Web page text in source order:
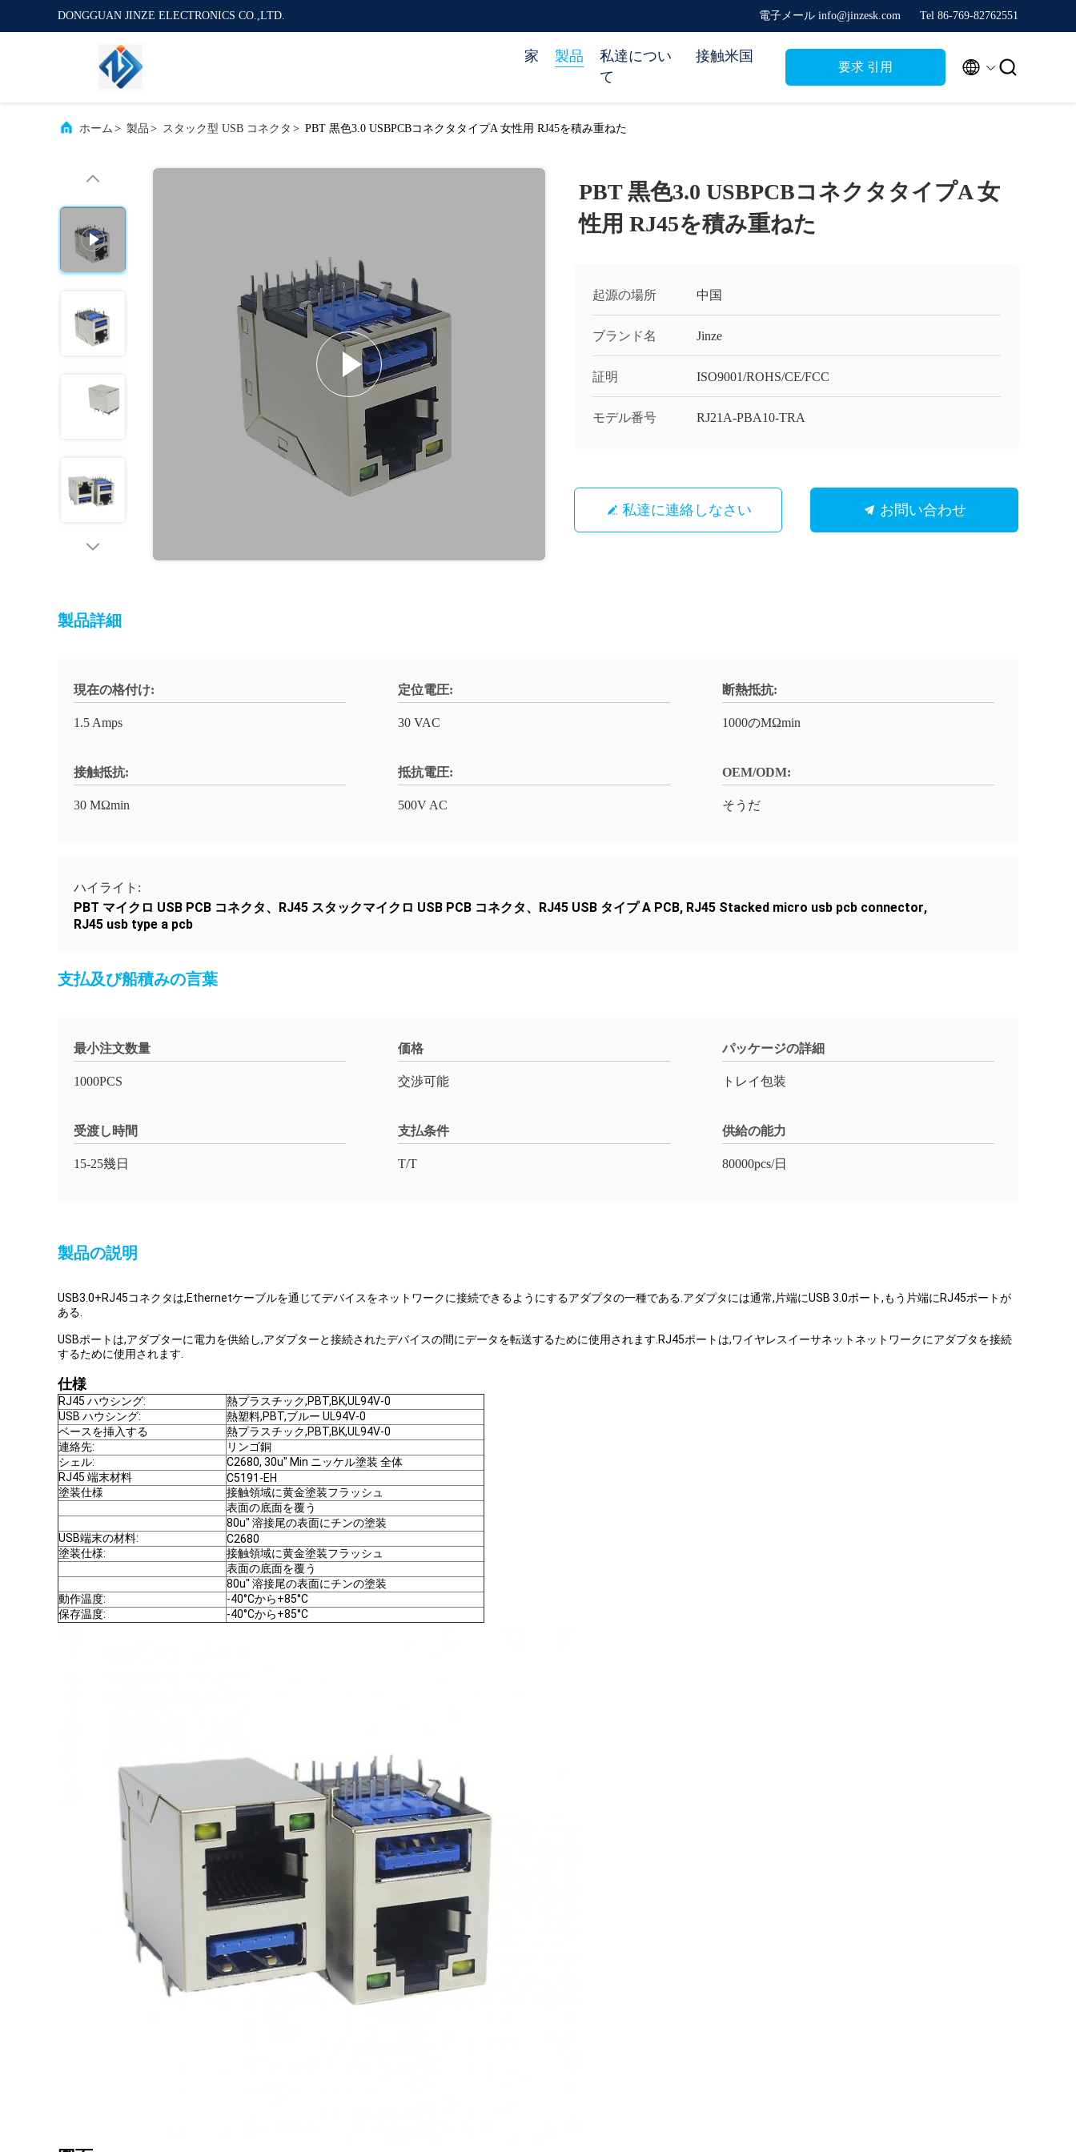
DONGGUAN JINZE ELECTRONICS CO.,LTD. 電子メール info@jinzesk.com Tel 86-769-82762551
家 製品
私達につい
て
接触米国
要求 引用  
ホーム > 製品 > スタック型 USB コネクタ > PBT 黒色3.0 USBPCBコネクタタイプA 女性用 RJ45を積み重ねた
PBT 黒色3.0 USBPCBコネクタタイプA 女
性用 RJ45を積み重ねた
起源の場所 中国
ブランド名 Jinze
証明 ISO9001/ROHS/CE/FCC
モデル番号 RJ21A-PBA10-TRA
私達に連絡しなさい お問い合わせ
製品詳細
現在の格付け:
1.5 Amps
定位電圧:
30 VAC
断熱抵抗:
1000のMΩmin
接触抵抗:
30 MΩmin
抵抗電圧:
500V AC
OEM/ODM:
そうだ
ハイライト:
PBT マイクロ USB PCB コネクタ、RJ45 スタックマイクロ USB PCB コネクタ、RJ45 USB タイプ A PCB, RJ45 Stacked micro usb pcb connector,
RJ45 usb type a pcb
支払及び船積みの言葉
最小注文数量
1000PCS
価格
交渉可能
パッケージの詳細
トレイ包装
受渡し時間
15-25幾日
支払条件
T/T
供給の能力
80000pcs/日
製品の説明
USB3.0+RJ45コネクタは,Ethernetケーブルを通じてデバイスをネットワークに接続できるようにするアダプタの一種である.アダプタには通常,片端にUSB 3.0ポート,もう片端にRJ45ポートが
ある.
USBポートは,アダプターに電力を供給し,アダプターと接続されたデバイスの間にデータを転送するために使用されます.RJ45ポートは,ワイヤレスイーサネットネットワークにアダプタを接続
するために使用されます.
仕様
RJ45 ハウシング:
熱プラスチック,PBT,BK,UL94V-0
USB ハウシング:
熱塑料,PBT,ブルー UL94V-0
ベースを挿入する
熱プラスチック,PBT,BK,UL94V-0
連絡先:
リンゴ銅
シェル:
C2680, 30u" Min ニッケル塗装 全体
RJ45 端末材料
C5191-EH
塗装仕様
接触領域に黄金塗装フラッシュ
表面の底面を覆う
80u" 溶接尾の表面にチンの塗装
USB端末の材料:
C2680
塗装仕様:
接触領域に黄金塗装フラッシュ
表面の底面を覆う
80u" 溶接尾の表面にチンの塗装
動作温度:
-40°Cから+85°C
保存温度:
-40°Cから+85°C